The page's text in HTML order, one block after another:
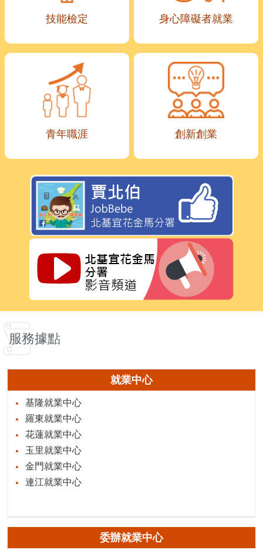
技能檢定 身心障礙者就業
青年職涯 創新創業
服務據點
就業中心
基隆就業中心
羅東就業中心
花蓮就業中心
玉里就業中心
金門就業中心
連江就業中心
委辦就業中心